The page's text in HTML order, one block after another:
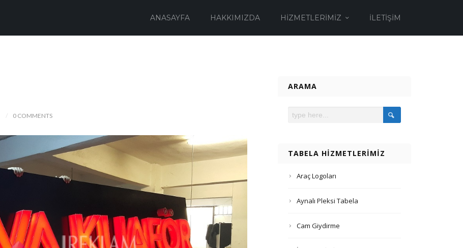
ANASAYFA HAKKIMIZDA HIZMETLERIMIZ İLETIŞIM
0 COMMENTS
ARAMA
TABELA HIZMETLERIMIZ
Araç Logoları
Aynalı Pleksi Tabela
Cam Giydirme